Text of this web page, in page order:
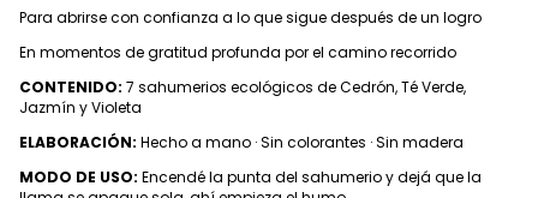
Para abrirse con confianza a lo que sigue después de un logro
En momentos de gratitud profunda por el camino recorrido
CONTENIDO: 7 sahumerios ecológicos de Cedrón, Té Verde,
Jazmín y Violeta
ELABORACIÓN: Hecho a mano · Sin colorantes · Sin madera
MODO DE USO: Encendé la punta del sahumerio y dejá que la